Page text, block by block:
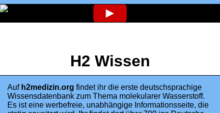
►
H2 Wissen
Auf h2medizin.org findet ihr die erste deutschsprachige
Wissensdatenbank zum Thema molekularer Wasserstoff.
Es ist eine werbefreie, unabhängige Informationsseite, die